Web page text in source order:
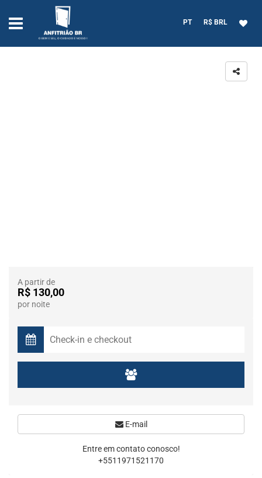
PT R$ BRL
A partir de
R$ 130,00
por noite
E-mail
Entre em contato conosco!
+5511971521170